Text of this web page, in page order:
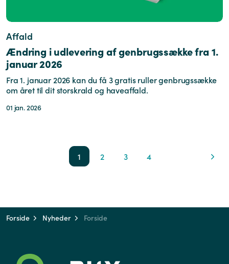
Affald
Ændring i udlevering af genbrugssække fra 1.
januar 2026
Fra 1. januar 2026 kan du få 3 gratis ruller genbrugssække
om året til dit storskrald og haveaffald.
01 jan. 2026
1 2 3 4
Forside Nyheder Forside